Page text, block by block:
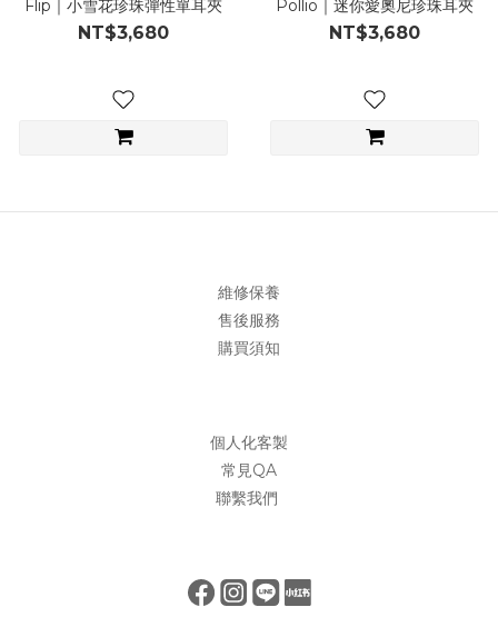
Flip｜小雪花珍珠彈性單耳夾
NT$3,680
Pollio｜迷你愛奧尼珍珠耳夾
NT$3,680
維修保養
售後服務
購買須知
個人化客製
常見QA
聯繫我們